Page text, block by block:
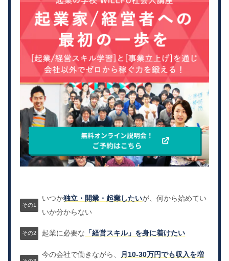
いつか独立・開業・起業したいが、何から始めてい
いか分からない
起業に必要な 「経営スキル」を身に着けたい
今の会社で働きながら、
月10-30万円でも収入を増